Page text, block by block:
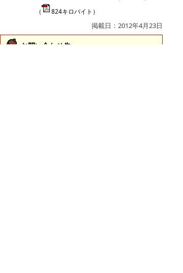
（ 824キロバイト）
掲載日：2012年4月23日
お問い合わせ先